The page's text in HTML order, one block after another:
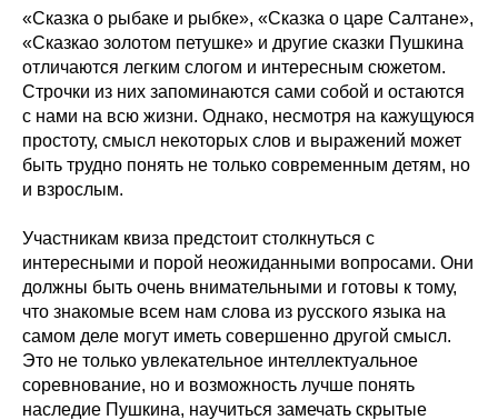
«Сказка о рыбаке и рыбке», «Сказка о царе Салтане»,
«Сказкао золотом петушке» и другие сказки Пушкина
отличаются легким слогом и интересным сюжетом.
Строчки из них запоминаются сами собой и остаются
с нами на всю жизни. Однако, несмотря на кажущуюся
простоту, смысл некоторых слов и выражений может
быть трудно понять не только современным детям, но
и взрослым.
Участникам квиза предстоит столкнуться с
интересными и порой неожиданными вопросами. Они
должны быть очень внимательными и готовы к тому,
что знакомые всем нам слова из русского языка на
самом деле могут иметь совершенно другой смысл.
Это не только увлекательное интеллектуальное
соревнование, но и возможность лучше понять
наследие Пушкина, научиться замечать скрытые